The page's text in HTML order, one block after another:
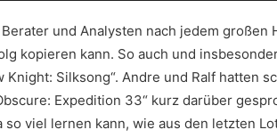
und Analysten nach jedem großen
kopieren kann. So auch und
Silksong“. Andre und Ralf hatten
Expedition 33“ kurz darüber
so viel lernen kann, wie aus den letzten